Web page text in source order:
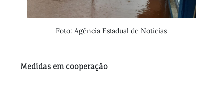
Foto: Agência Estadual de Notícias
Medidas em cooperação